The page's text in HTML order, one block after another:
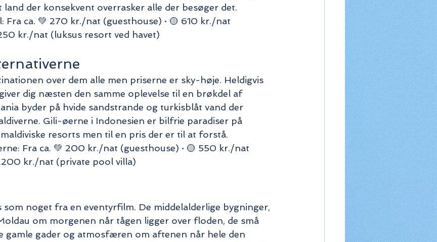
der konsekvent overrasker alle der besøger det.
Fra ca. 💚 270 kr./nat (guesthouse) · 🟡 610 kr./nat
kr./nat (luksus resort ved havet)
over dem alle men priserne er sky-høje. Heldigvis
dig næsten den samme oplevelse til en brøkdel af
byder på hvide sandstrande og turkisblåt vand der
Gili-øerne i Indonesien er bilfrie paradiser på
resorts men til en pris der er til at forstå.
Fra ca. 💚 200 kr./nat (guesthouse) · 🟡 550 kr./nat
kr./nat (private pool villa)
som noget fra en eventyrfilm. De middelalderlige bygninger,
om morgenen når tågen ligger over floden, de små
gamle gader og atmosfæren om aftenen når hele den